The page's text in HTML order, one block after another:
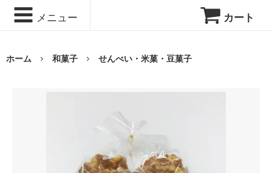
メニュー カート
ホーム 和菓子 せんべい・米菓・豆菓子